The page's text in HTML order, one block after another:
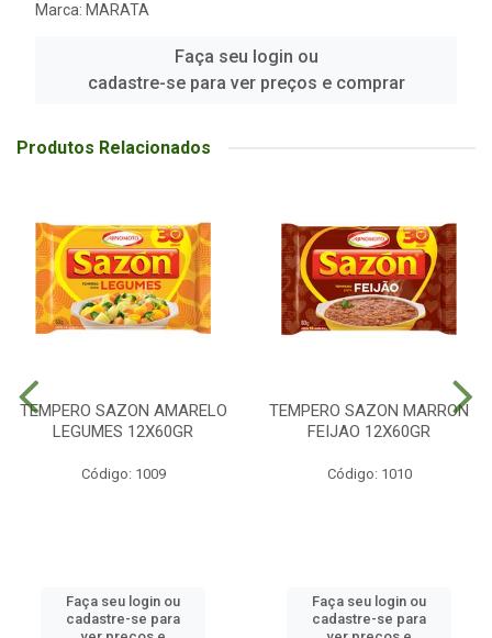
Marca: MARATA
Faça seu login ou
cadastre-se para ver preços e comprar
Produtos Relacionados
TEMPERO SAZON AMARELO
LEGUMES 12X60GR
Código: 1009
Faça seu login ou
cadastre-se para
TEMPERO SAZON MARRON
FEIJAO 12X60GR
Código: 1010
Faça seu login ou
cadastre-se para